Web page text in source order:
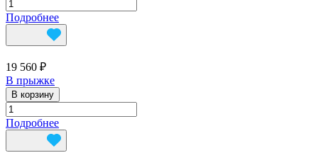
Подробнее
19 560 ₽
В прыжке
В корзину
Подробнее